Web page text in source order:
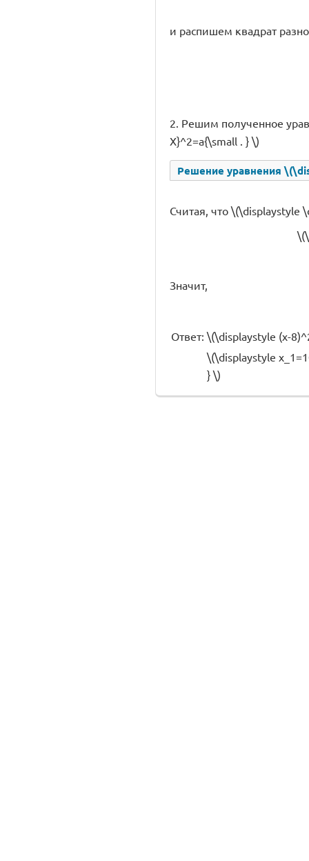
и распишем квадрат
2. Решим полученное
X}^2=a{\small . } \)
Решение уравнения
Считая, что \(\displaystyle
Значит,
Ответ: \(\displaystyle (x-
\(\displaystyle
} \)